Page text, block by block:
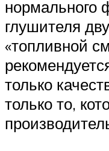
нормального
глушителя
«топливной
только
только то,